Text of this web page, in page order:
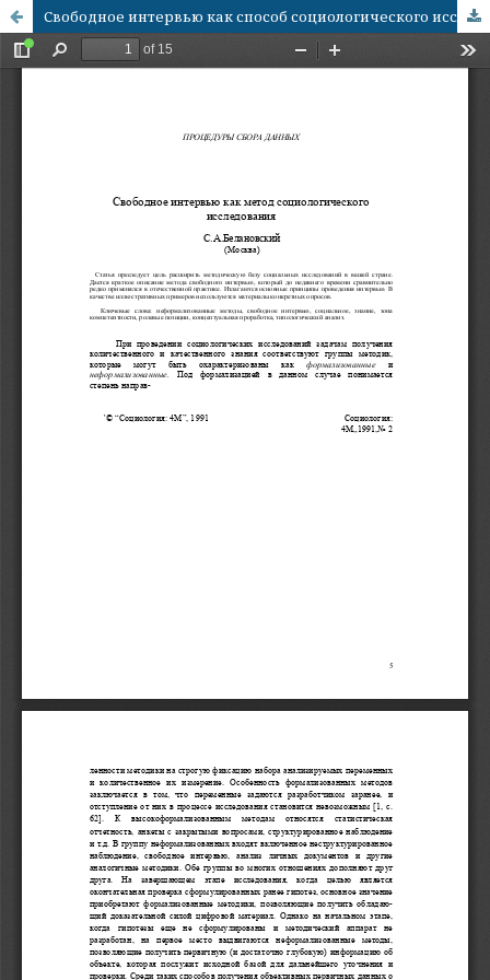
Свободное интервью как способ социологического исследования